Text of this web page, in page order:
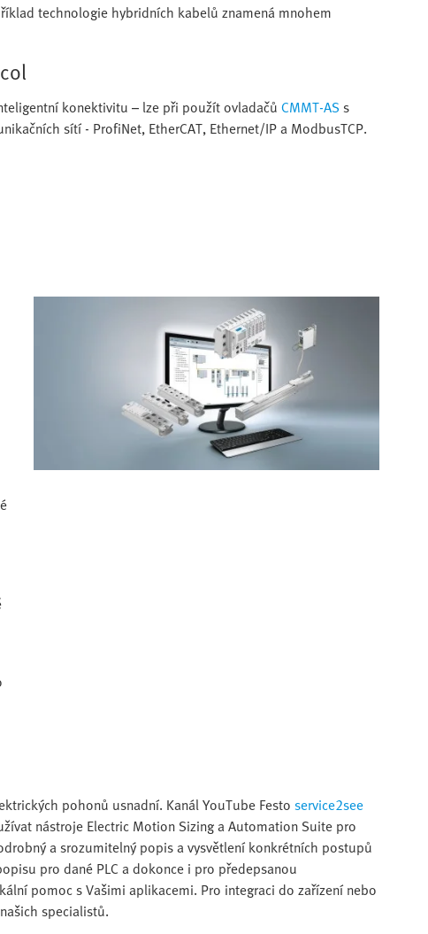
technologie hybridních kabelů znamená mnohem
konektivitu – lze při použít ovladačůCMMT-AS s
sítí - ProfiNet, EtherCAT, Ethernet/IP a ModbusTCP.
pohonů usnadní. Kanál YouTube Festoservice2see
nástroje Electric Motion Sizing a Automation Suite pro
a srozumitelný popis a vysvětlení konkrétních postupů
pro dané PLC a dokonce i pro předepsanou
pomoc s Vašimi aplikacemi. Pro integraci do zařízení nebo
specialistů.